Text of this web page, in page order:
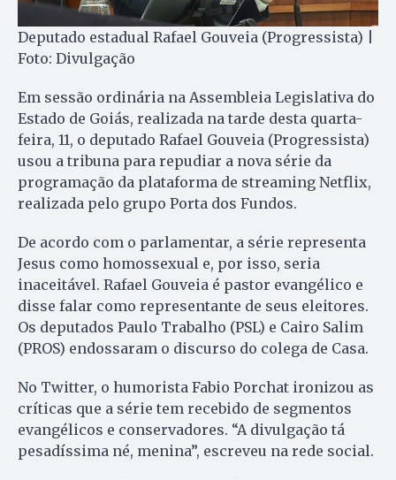
Deputado estadual Rafael Gouveia (Progressista) |
Foto: Divulgação
Em sessão ordinária na Assembleia Legislativa do
Estado de Goiás, realizada na tarde desta quarta-
feira, 11, o deputado Rafael Gouveia (Progressista)
usou a tribuna para repudiar a nova série da
programação da plataforma de streaming Netflix,
realizada pelo grupo Porta dos Fundos.
De acordo com o parlamentar, a série representa
Jesus como homossexual e, por isso, seria
inaceitável. Rafael Gouveia é pastor evangélico e
disse falar como representante de seus eleitores.
Os deputados Paulo Trabalho (PSL) e Cairo Salim
(PROS) endossaram o discurso do colega de Casa.
No Twitter, o humorista Fabio Porchat ironizou as
críticas que a série tem recebido de segmentos
evangélicos e conservadores. “A divulgação tá
pesadíssima né, menina”, escreveu na rede social.